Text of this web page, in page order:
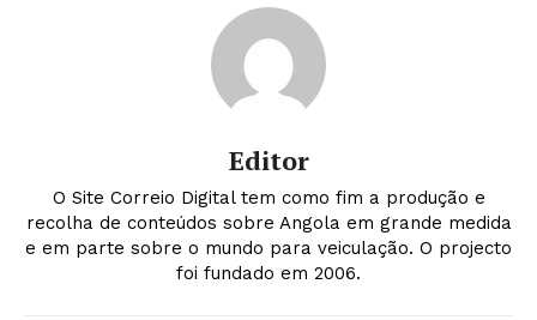
Editor
O Site Correio Digital tem como fim a produção e
recolha de conteúdos sobre Angola em grande medida
e em parte sobre o mundo para veiculação. O projecto
foi fundado em 2006.